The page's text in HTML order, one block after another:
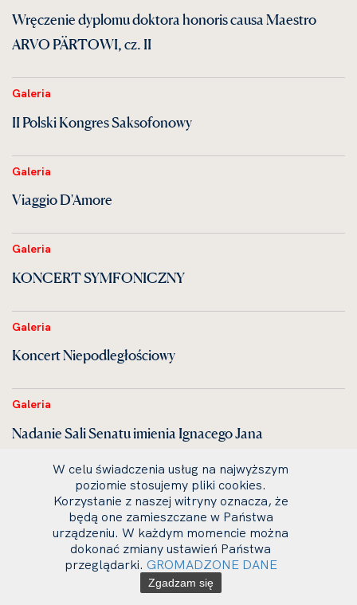
Wręczenie dyplomu doktora honoris causa Maestro
ARVO PÄRTOWI, cz. II
Galeria
II Polski Kongres Saksofonowy
Galeria
Viaggio D'Amore
Galeria
KONCERT SYMFONICZNY
Galeria
Koncert Niepodległościowy
Galeria
Nadanie Sali Senatu imienia Ignacego Jana
KONCERT KAMERALNY w ramach V
Międzynarodowego Festiwalu I. J. Paderewskiego
W celu świadczenia usług na najwyższym
poziomie stosujemy pliki cookies.
Korzystanie z naszej witryny oznacza, że
będą one zamieszczane w Państwa
urządzeniu. W każdym momencie można
dokonać zmiany ustawień Państwa
przeglądarki. GROMADZONE DANE
Zgadzam się